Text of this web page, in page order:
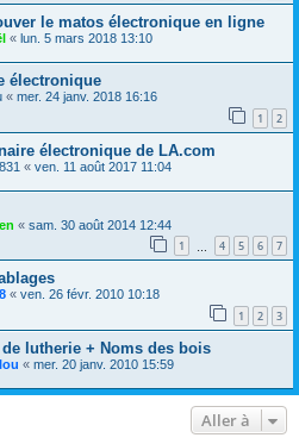
le matos électronique en ligne
« lun. 5 mars 2018 13:10
électronique
« mer. 24 janv. 2018 16:16
1 2
électronique de LA.com
« ven. 11 août 2017 11:04
« sam. 30 août 2014 12:44
1 4 5 6 7
« ven. 26 févr. 2010 10:18
1 2 3
lutherie + Noms des bois
« mer. 20 janv. 2010 15:59
Aller à